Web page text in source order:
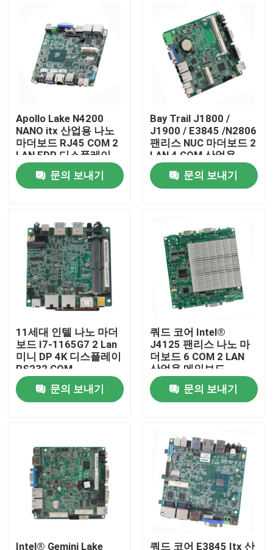
제품 소개
회사 소개
공장 투어
품질 관리
연락처
산업적 미니 pc
산업적 패널 PC
울퉁불퉁한 태블릿 PC
Apollo Lake N4200
NANO itx 산업용 나노
마더보드 RJ45 COM 2
LAN EDP 디스플레이
문의 보내기
Bay Trail J1800 /
J1900 / E3845 /N2806
팬리스 NUC 마더보드 2
LAN 4 COM 산업용
NUC 메인보드
문의 보내기
11세대 인텔 나노 마더
보드 I7-1165G7 2 Lan
미니 DP 4K 디스플레이
RS232 COM
문의 보내기
쿼드 코어 Intel®
J4125 팬리스 나노 마
더보드 6 COM 2 LAN
산업용 메인보드
문의 보내기
Intel® Gemini Lake 쿼드 코어 E3845 Itx 산